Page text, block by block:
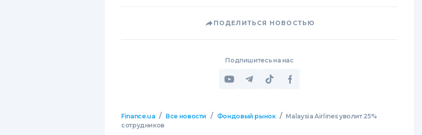
ПОДЕЛИТЬСЯ НОВОСТЬЮ
Подпишитесь на нас
Finance.ua / Все новости / Фондовый рынок / Malaysia Airlines уволит 25%
сотрудников